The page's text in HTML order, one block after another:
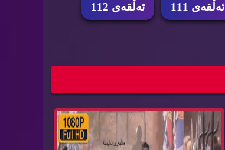
ئه‌ڵقه‌ی 111 ئه‌ڵقه‌ی 112
زنجیره‌ درامای ئه‌فسانه‌ی جومونگ ئه‌ڵقه‌ی